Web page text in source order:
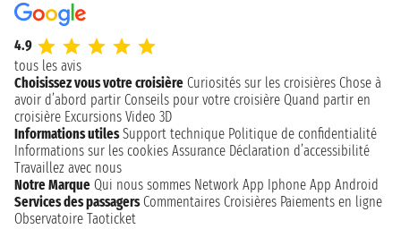
4.9
tous les avis
Choisissez vous votre croisière Curiosités sur les croisières Chose à
avoir d’abord partir Conseils pour votre croisière Quand partir en
croisière Excursions Video 3D
Informations utiles Support technique Politique de confidentialité
Informations sur les cookies Assurance Déclaration d’accessibilité
Travaillez avec nous
Notre Marque Qui nous sommes Network App Iphone App Android
Services des passagers Commentaires Croisières Paiements en ligne
Observatoire Taoticket